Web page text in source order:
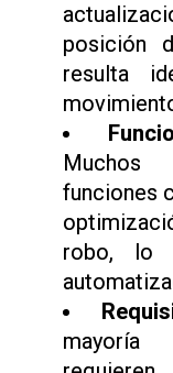
posición
resulta
Muchos
funciones
robo, lo